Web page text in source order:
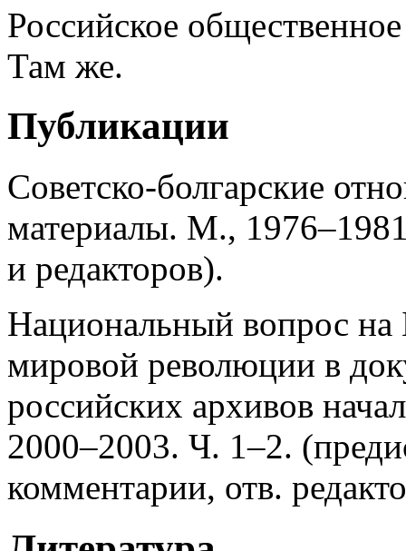
Российское
Там же.
Публикации
Советско-болгарские
материалы. М.,
и редакторов).
Национальный вопрос на
мировой революции в
российских архивов
2000–2003. Ч. 1–2.
комментарии, отв.